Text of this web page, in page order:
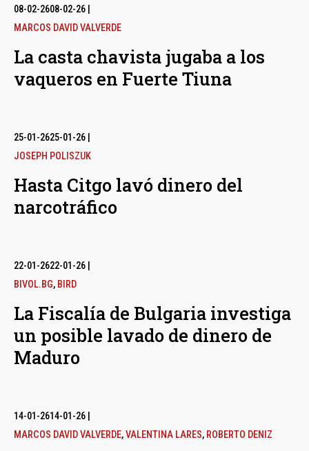
08-02-2608-02-26
MARCOS DAVID VALVERDE
La casta chavista jugaba a los
vaqueros en Fuerte Tiuna
25-01-2625-01-26
JOSEPH POLISZUK
Hasta Citgo lavó dinero del
narcotráfico
22-01-2622-01-26
BIVOL.BG, BIRD
La Fiscalía de Bulgaria investiga
un posible lavado de dinero de
Maduro
14-01-2614-01-26
MARCOS DAVID VALVERDE,VALENTINA LARES, ROBERTO DENIZ